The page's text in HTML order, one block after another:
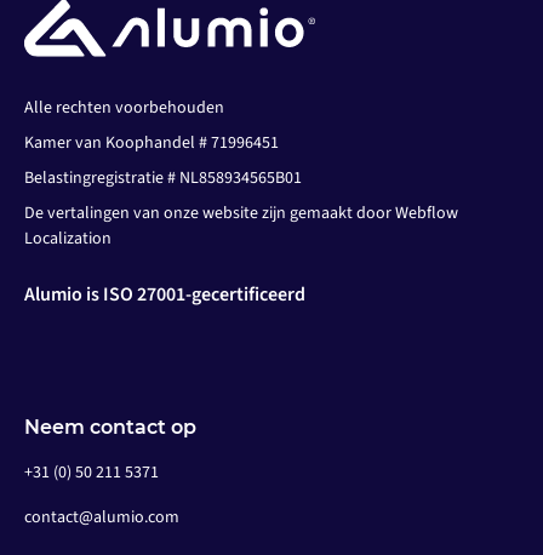
Alle rechten voorbehouden
Kamer van Koophandel # 71996451
Belastingregistratie # NL858934565B01
De vertalingen van onze website zijn gemaakt door Webflow
Localization
Alumio is ISO 27001-gecertificeerd
Neem contact op
+31 (0) 50 211 5371
contact@alumio.com